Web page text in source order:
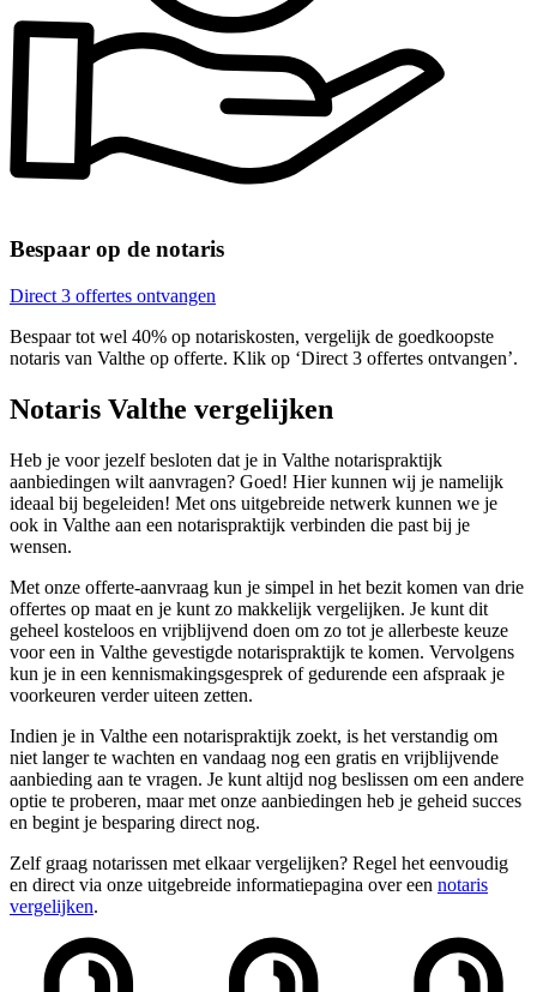
Bespaar op de notaris
Direct 3 offertes ontvangen
Bespaar tot wel 40% op notariskosten, vergelijk de goedkoopste
notaris van Valthe op offerte. Klik op ‘Direct 3 offertes ontvangen’.
Notaris Valthe vergelijken
Heb je voor jezelf besloten dat je in Valthe notarispraktijk
aanbiedingen wilt aanvragen? Goed! Hier kunnen wij je namelijk
ideaal bij begeleiden! Met ons uitgebreide netwerk kunnen we je
ook in Valthe aan een notarispraktijk verbinden die past bij je
wensen.
Met onze offerte-aanvraag kun je simpel in het bezit komen van drie
offertes op maat en je kunt zo makkelijk vergelijken. Je kunt dit
geheel kosteloos en vrijblijvend doen om zo tot je allerbeste keuze
voor een in Valthe gevestigde notarispraktijk te komen. Vervolgens
kun je in een kennismakingsgesprek of gedurende een afspraak je
voorkeuren verder uiteen zetten.
Indien je in Valthe een notarispraktijk zoekt, is het verstandig om
niet langer te wachten en vandaag nog een gratis en vrijblijvende
aanbieding aan te vragen. Je kunt altijd nog beslissen om een andere
optie te proberen, maar met onze aanbiedingen heb je geheid succes
en begint je besparing direct nog.
Zelf graag notarissen met elkaar vergelijken? Regel het eenvoudig
en direct via onze uitgebreide informatiepagina over een notaris
vergelijken.